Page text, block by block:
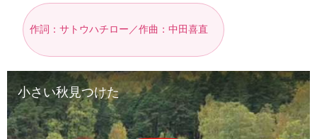
作詞：サトウハチロー／作曲：中田喜直
小さい秋見つけた